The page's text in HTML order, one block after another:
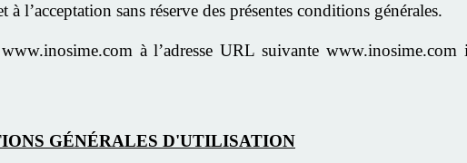
l’acceptation sans réserve des présentes conditions générales.
à l’adresse URL suivante www.inosime.com
GÉNÉRALES D'UTILISATION